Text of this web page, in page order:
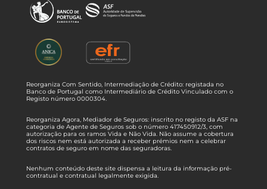
Reorganiza Com Sentido, Intermediação de Crédito: registada no
Banco de Portugal como Intermediário de Crédito Vinculado com o
Registo número 0000304.
Reorganiza Agora, Mediador de Seguros: inscrito no registo da ASF na
categoria de Agente de Seguros sob o número 417450912/3, com
autorização para os ramos Vida e Não Vida. Não assume a cobertura
dos riscos nem está autorizada a receber prémios nem a celebrar
contratos de seguro em nome das seguradoras.
Nenhum conteúdo deste site dispensa a leitura da informação pré-
contratual e contratual legalmente exigida.